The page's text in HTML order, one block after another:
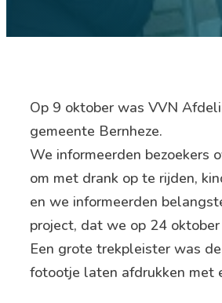
Op 9 oktober was VVN
gemeente Bernheze.
We informeerden bezoekers
om met drank op te rijden,
en we informeerden
project, dat we op 24
Een grote trekpleister was
fotootje laten afdrukken met